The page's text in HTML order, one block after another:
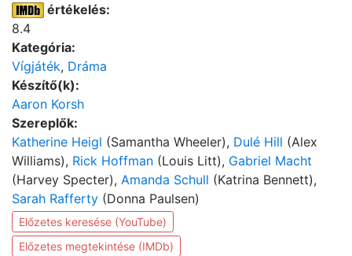
értékelés:
8.4
Kategória:
Vígjáték, Dráma
Készítő(k):
Aaron Korsh
Szereplők:
Katherine Heigl (Samantha Wheeler), Dulé Hill (Alex
Williams), Rick Hoffman (Louis Litt), Gabriel Macht
(Harvey Specter), Amanda Schull (Katrina Bennett),
Sarah Rafferty (Donna Paulsen)
Előzetes keresése (YouTube)
Előzetes megtekintése (IMDb)